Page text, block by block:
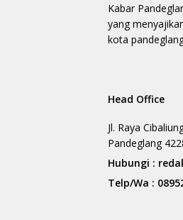
Kabar
yang
kota
Head Office
Jl. Raya
Pandeglang
Hubungi :
Telp/Wa :